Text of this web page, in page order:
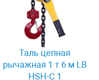
Таль цепная
рычажная 1 т 6 м LB
HSH-C 1